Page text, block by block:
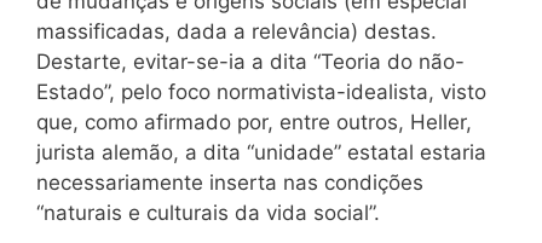
massificadas, dada a relevância) destas.
Destarte, evitar-se-ia a dita “Teoria do não-
Estado”, pelo foco normativista-idealista, visto
que, como afirmado por, entre outros, Heller,
jurista alemão, a dita “unidade” estatal estaria
necessariamente inserta nas condições
“naturais e culturais da vida social”.